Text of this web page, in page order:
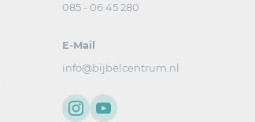
085 - 06 45 280
E-Mail
info@bijbelcentrum.nl